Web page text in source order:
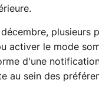
plusieurs
activer le mode
d'une
au sein des